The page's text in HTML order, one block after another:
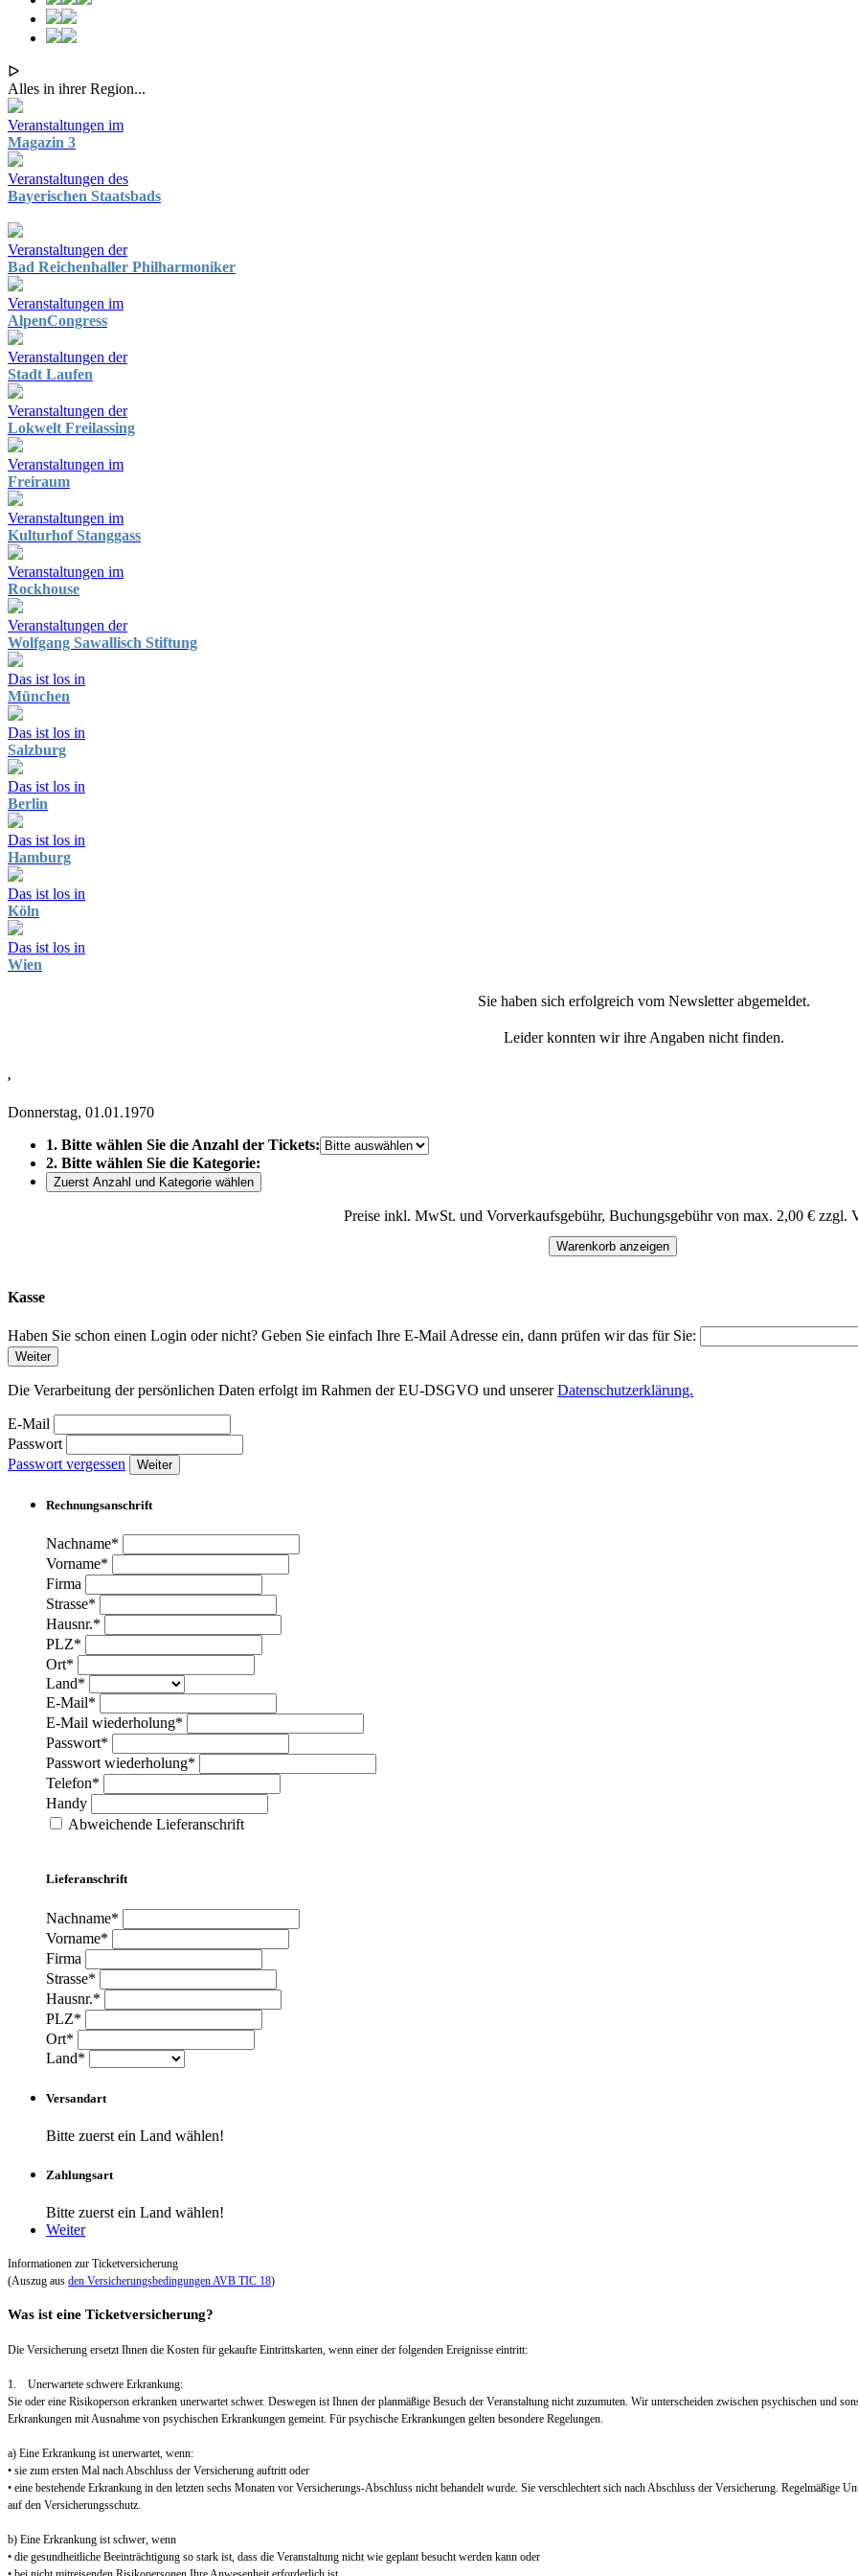
ᐅ
Alles in ihrer Region...
Veranstaltungen im
Magazin 3
Veranstaltungen des
Bayerischen Staatsbads
Veranstaltungen der
Bad Reichenhaller Philharmoniker
Veranstaltungen im
AlpenCongress
Veranstaltungen der
Stadt Laufen
Veranstaltungen der
Lokwelt Freilassing
Veranstaltungen im
Freiraum
Veranstaltungen im
Kulturhof Stanggass
Veranstaltungen im
Rockhouse
Veranstaltungen der
Wolfgang Sawallisch Stiftung
Das ist los in
München
Das ist los in
Salzburg
Das ist los in
Berlin
Das ist los in
Hamburg
Das ist los in
Köln
Das ist los in
Wien
Sie haben sich erfolgreich vom Newsletter abgemeldet.
Leider konnten wir ihre Angaben nicht finden.
,
Donnerstag, 01.01.1970
1. Bitte wählen Sie die Anzahl der Tickets:
2. Bitte wählen Sie die Kategorie:
Zuerst Anzahl und Kategorie wählen
Preise inkl. MwSt. und Vorverkaufsgebühr, Buchungsgebühr von max. 2,00 € zzgl.
Warenkorb anzeigen
Kasse
Haben Sie schon einen Login oder nicht? Geben Sie einfach Ihre E-Mail Adresse ein, dann prüfen wir das für Sie:
Weiter
Die Verarbeitung der persönlichen Daten erfolgt im Rahmen der EU-DSGVO und unsererDatenschutzerklärung.
E-Mail
Passwort
Passwort vergessen
Weiter
Rechnungsanschrift
Nachname*
Vorname*
Firma
Strasse*
Hausnr.*
PLZ*
Ort*
Land*
E-Mail*
E-Mail wiederholung*
Passwort*
Passwort wiederholung*
Telefon*
Handy
Abweichende Lieferanschrift
Lieferanschrift
Nachname*
Vorname*
Firma
Strasse*
Hausnr.*
PLZ*
Ort*
Land*
Versandart
Bitte zuerst ein Land wählen!
Zahlungsart
Bitte zuerst ein Land wählen!
Weiter
Informationen zur Ticketversicherung
(Auszug aus den Versicherungsbedingungen AVB TIC 18)
Was ist eine Ticketversicherung?
Die Versicherung ersetzt Ihnen die Kosten für gekaufte Eintrittskarten, wenn einer der folgenden Ereignisse eintritt:
1. Unerwartete schwere Erkrankung:
Sie oder eine Risikoperson erkranken unerwartet schwer. Deswegen ist Ihnen der planmäßige Besuch der Veranstaltung nicht zuzumuten. Wir unterscheiden zwischen psychischen und
Erkrankungen mit Ausnahme von psychischen Erkrankungen gemeint. Für psychische Erkrankungen gelten besondere Regelungen.
a) Eine Erkrankung ist unerwartet, wenn:
• sie zum ersten Mal nach Abschluss der Versicherung auftritt oder
• eine bestehende Erkrankung in den letzten sechs Monaten vor Versicherungs-Abschluss nicht behandelt wurde. Sie verschlechtert sich nach Abschluss der Versicherung. Regelmäßige
auf den Versicherungsschutz.
b) Eine Erkrankung ist schwer, wenn
• die gesundheitliche Beeinträchtigung so stark ist, dass die Veranstaltung nicht wie geplant besucht werden kann oder